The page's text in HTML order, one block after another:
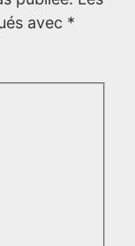
avec *